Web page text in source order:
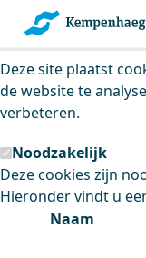
cookies
Deze site plaatst
de website te
verbeteren.
Noodzakelijk
Deze cookies zijn
Hieronder vindt u
Naam